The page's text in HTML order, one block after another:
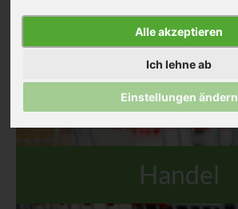
Alle akzeptieren
Ich lehne ab
Einstellungen ändern
Handel